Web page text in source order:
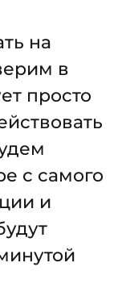
на
в
просто
с самого
и